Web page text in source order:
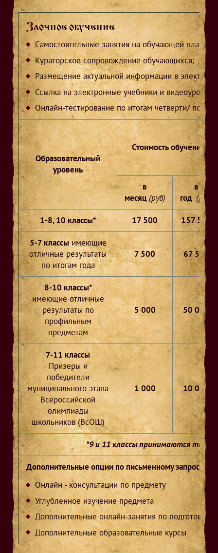
ЗАОЧНОЕ ОБУЧЕНИЕ
Самостоятельные занятия на обучающей
Кураторское сопровождение обучающихся;
Размещение актуальной информации в
Ссылка на электронные учебники и видеоуроки;
Онлайн-тестирование по итогам четверти/
Образовательный
уровень
Стоимость обучения
в
месяц (руб)
в
год(руб)
1-8, 10 классы* 17 500 157 500
5-7 классыимеющие
отличные результаты
по итогам года
7 500 67 500
8-10 классы*
имеющие отличные
результаты по
профильным
предметам
5 000 50 000
7-11 классы
Призеры и
победители
муниципального этапа
Всероссийской
олимпиады
школьников (ВсОШ)
1 000 10 000
*9 и 11 классы принимаются
Дополнительные опции по письменному запросу
Онлайн - консультации по предмету
Углубленное изучение предмета
Дополнительные онлайн-занятия по подготовке
Дополнительные образовательные курсы